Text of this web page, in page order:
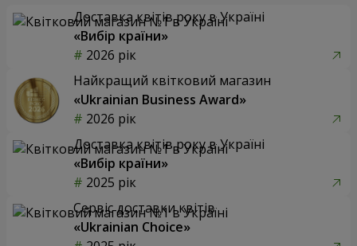
Доставка квітів року в Україні
«Вибір країни»
2026 рік
Найкращий квітковий магазин
«Ukrainian Business Award»
2026 рік
Доставка квітів року в Україні
«Вибір країни»
2025 рік
Сервіс доставки квітів
«Ukrainian Choice»